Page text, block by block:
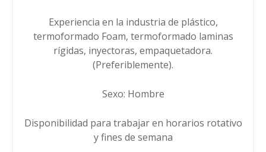
Experiencia en la industria de plástico,
termoformado Foam, termoformado laminas
rígidas, inyectoras, empaquetadora.
(Preferiblemente).
Sexo: Hombre
Disponibilidad para trabajar en horarios rotativo
y fines de semana